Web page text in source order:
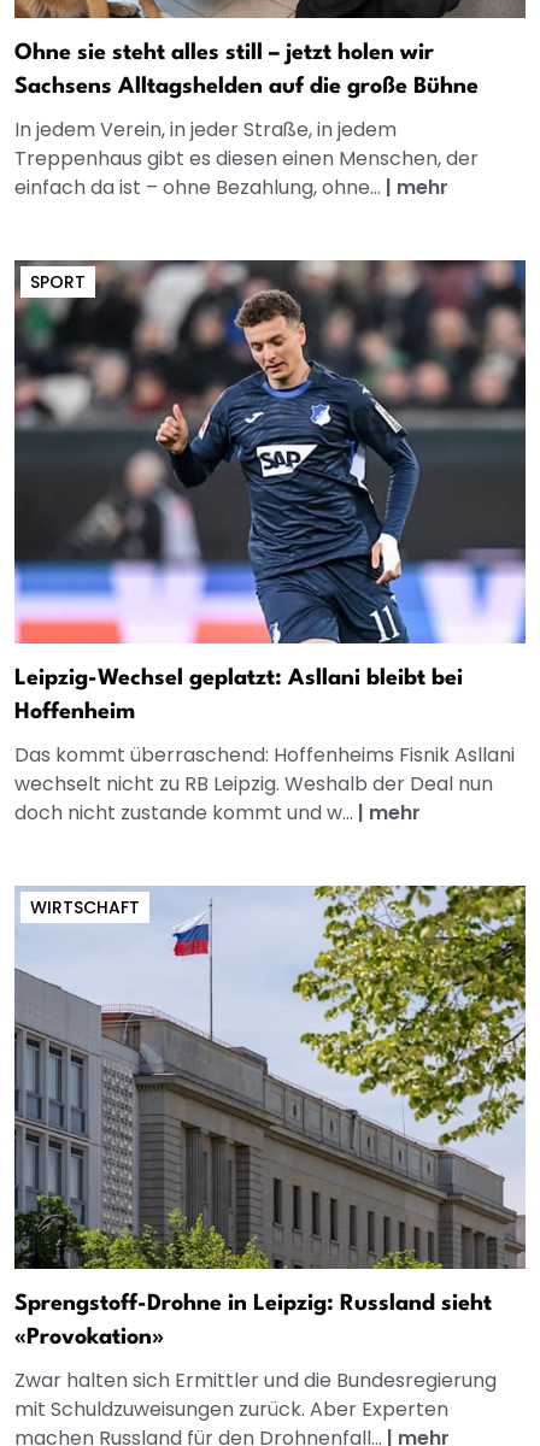
Ohne sie steht alles still – jetzt holen wir
Sachsens Alltagshelden auf die große Bühne
In jedem Verein, in jeder Straße, in jedem
Treppenhaus gibt es diesen einen Menschen, der
einfach da ist – ohne Bezahlung, ohne... | mehr
SPORT
Leipzig-Wechsel geplatzt: Asllani bleibt bei
Hoffenheim
Das kommt überraschend: Hoffenheims Fisnik Asllani
wechselt nicht zu RB Leipzig. Weshalb der Deal nun
doch nicht zustande kommt und w... | mehr
WIRTSCHAFT
Sprengstoff-Drohne in Leipzig: Russland sieht
«Provokation»
Zwar halten sich Ermittler und die Bundesregierung
mit Schuldzuweisungen zurück. Aber Experten
machen Russland für den Drohnenfall... | mehr